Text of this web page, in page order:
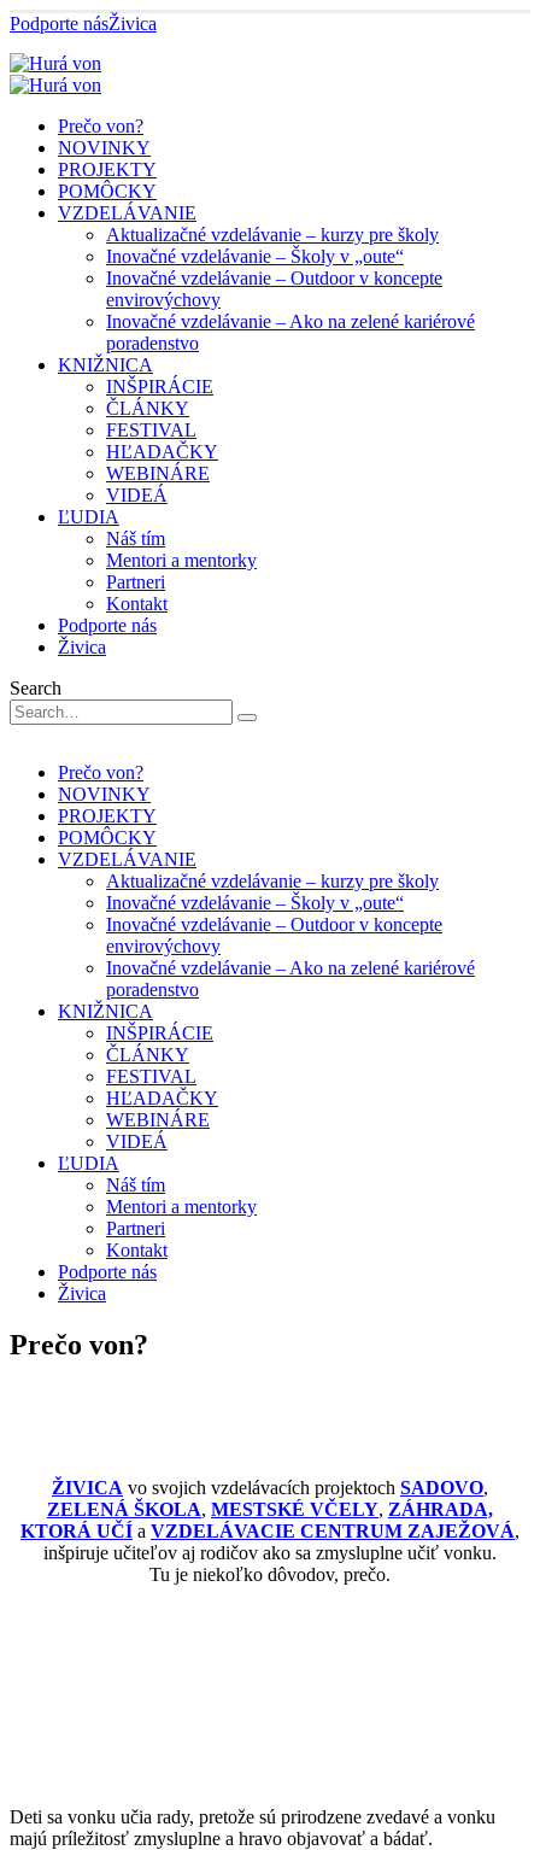
Podporte násŽivica
Prečo von?
NOVINKY
PROJEKTY
POMÔCKY
VZDELÁVANIE
Aktualizačné vzdelávanie – kurzy pre školy
Inovačné vzdelávanie – Školy v „oute“
Inovačné vzdelávanie – Outdoor v koncepte
envirovýchovy
Inovačné vzdelávanie – Ako na zelené kariérové
poradenstvo
KNIŽNICA
INŠPIRÁCIE
ČLÁNKY
FESTIVAL
HĽADAČKY
WEBINÁRE
VIDEÁ
ĽUDIA
Náš tím
Mentori a mentorky
Partneri
Kontakt
Podporte nás
Živica
Search
Prečo von?
NOVINKY
PROJEKTY
POMÔCKY
VZDELÁVANIE
Aktualizačné vzdelávanie – kurzy pre školy
Inovačné vzdelávanie – Školy v „oute“
Inovačné vzdelávanie – Outdoor v koncepte
envirovýchovy
Inovačné vzdelávanie – Ako na zelené kariérové
poradenstvo
KNIŽNICA
INŠPIRÁCIE
ČLÁNKY
FESTIVAL
HĽADAČKY
WEBINÁRE
VIDEÁ
ĽUDIA
Náš tím
Mentori a mentorky
Partneri
Kontakt
Podporte nás
Živica
Prečo von?
ŽIVICA vo svojich vzdelávacích projektoch SADOVO,
ZELENÁ ŠKOLA, MESTSKÉ VČELY, ZÁHRADA,
KTORÁ UČÍ a VZDELÁVACIE CENTRUM ZAJEŽOVÁ,
inšpiruje učiteľov aj rodičov ako sa zmysluplne učiť vonku.
Tu je niekoľko dôvodov, prečo.
Deti sa vonku učia rady, pretože sú prirodzene zvedavé a vonku
majú príležitosť zmysluplne a hravo objavovať a bádať.